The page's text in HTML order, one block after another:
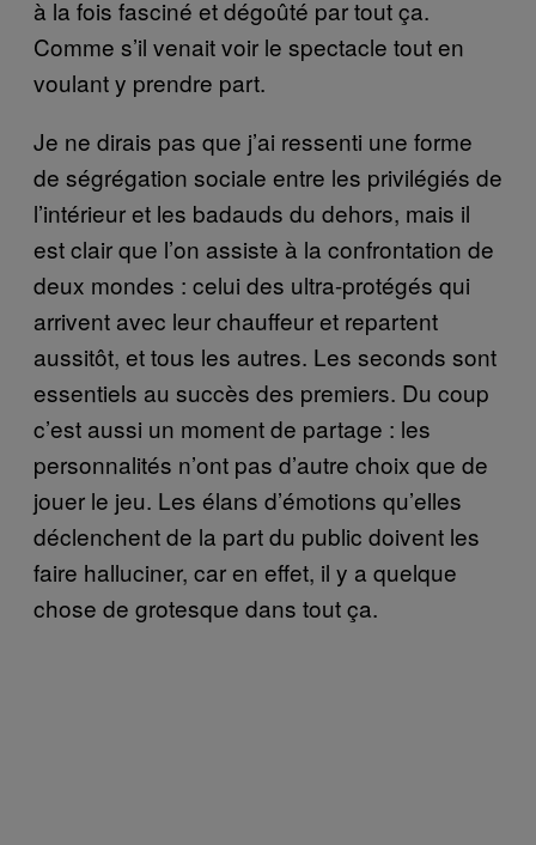
à la fois fasciné et dégoûté par tout ça.
Comme s’il venait voir le spectacle tout en
voulant y prendre part.
Je ne dirais pas que j’ai ressenti une forme
de ségrégation sociale entre les privilégiés de
l’intérieur et les badauds du dehors, mais il
est clair que l’on assiste à la confrontation de
deux mondes : celui des ultra-protégés qui
arrivent avec leur chauffeur et repartent
aussitôt, et tous les autres. Les seconds sont
essentiels au succès des premiers. Du coup
c’est aussi un moment de partage : les
personnalités n’ont pas d’autre choix que de
jouer le jeu. Les élans d’émotions qu’elles
déclenchent de la part du public doivent les
faire halluciner, car en effet, il y a quelque
chose de grotesque dans tout ça.